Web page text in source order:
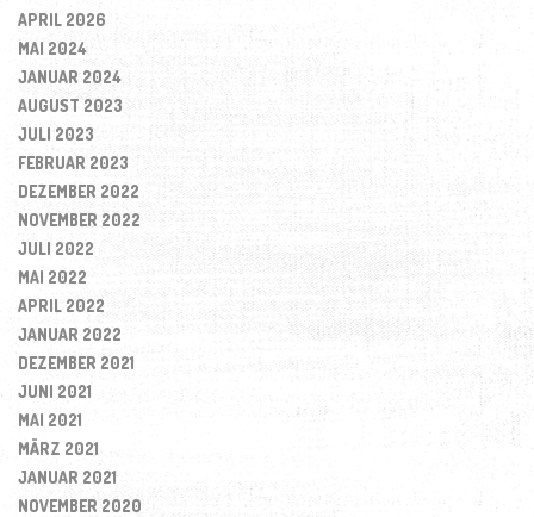
APRIL 2026
MAI 2024
JANUAR 2024
AUGUST 2023
JULI 2023
FEBRUAR 2023
DEZEMBER 2022
NOVEMBER 2022
JULI 2022
MAI 2022
APRIL 2022
JANUAR 2022
DEZEMBER 2021
JUNI 2021
MAI 2021
MÄRZ 2021
JANUAR 2021
NOVEMBER 2020